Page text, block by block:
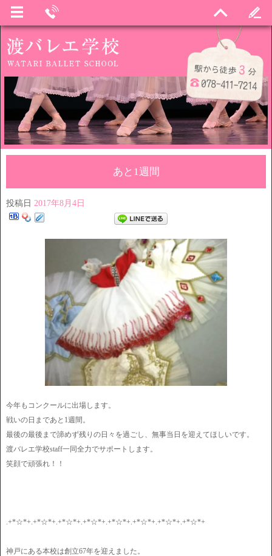
あと1週間
投稿日 2017年8月4日
今年もコンクールに出場します。
戦いの日まであと1週間。
最後の最後まで諦めず残りの日々を過ごし、無事当日を迎えてほしいです。
渡バレエ学校staff一同全力でサポートします。
笑顔で頑張れ！！
.+*☆*+.+*☆*+.+*☆*+.+*☆*+.+*☆*+.+*☆*+.+*☆*+.+*☆*+
神戸にある本校は創立67年を迎えました。